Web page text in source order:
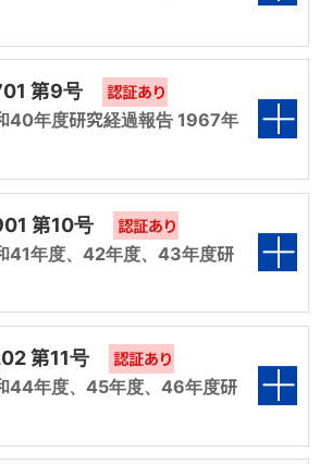
物部会文献 認証あり
構海洋構造物部会より研究の成果として発
されています。
献
協会 原子力研究委員会より研究の成果と
員会文献
溶接研究委員会より研究の成果として発
研究委員会文献
タシステム研究委員会より研究の成果とし
認定委員会より発行の機関紙。
す。
ニウム合金板の抵抗スポット溶接」を、今
取り組もうとする技術者に対する有益な
です。
知識
っておくべき基礎的内容を解説し、溶接低
めるのに活用いただける電子書籍です。
場において役立つ幅広い溶接技術データ
。
された方)は、再登録（入会）をお願いしま
方法について
いているメールアドレスに変更があった場
案内します。
務能力について評価試験を全国各地で行
る女性へのインタビューで、溶接の楽しさ
く！！」
溶接女子の声をコミック形式でお伝えし
オペレータ資格
査事業者(CIW認定)
格に関する研究（第6分科会報
クラッド鋼用溶接棒の研究（第7
力鋼溶接棒の研究（続）（第
的特性および作業性に関する
分科会報告）
盛溶接棒に関する共同研究（特
）
接冶金に関する研究（冶金分科
ロム鋼系被覆アーク溶接棒に
殊溶接棒分科会報告I）
ム鋼系被覆アーク溶接棒の研
分科会報告II）
曲げ試験に関する研究（溶接継
張力鋼用溶接棒の割れ試験研究
用クロム鋼系被覆アーク溶接棒
究
の試験法に関する研究
鋼系被覆アーク溶接棒の研究
報告）
素に関する文献調査（調査第6
状ならびに将来性に関する調査
会）
の発刊作業（調査第8分科会報
第9号 認証あり
40年度研究経過報告 1967年
えたワイヤのサブマージアーク
用性能
衝撃試験のバラツキに関する調
第10号 認証あり
41年度、42年度、43年度研
第11号 認証あり
44年度、45年度、46年度研